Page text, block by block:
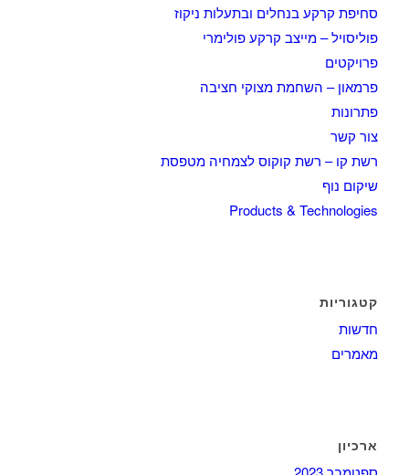
סחיפת קרקע בנחלים ובתעלות ניקוז
פוליסויל – מייצב קרקע פולימרי
פרויקטים
פרמאון – השחמת מצוקי חציבה
פתרונות
צור קשר
רשת קו – רשת קוקוס לצמחיה מטפסת
שיקום נוף
Products & Technologies
קטגוריות
חדשות
מאמרים
ארכיון